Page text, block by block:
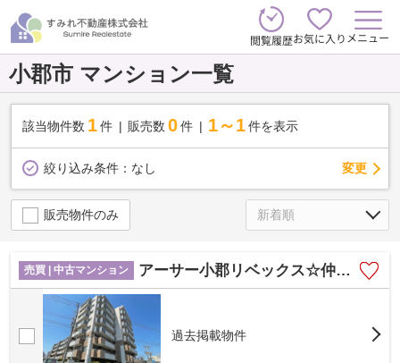
閲覧履歴お気に入り メニュー
小郡市 マンション一覧
該当物件数 1件 販売数 0 件 1～1 件を表示
絞り込み条件： なし 変更
販売物件のみ
売買 | 中古マンション アーサー小郡リベックス☆仲介手数料無料☆
過去掲載物件